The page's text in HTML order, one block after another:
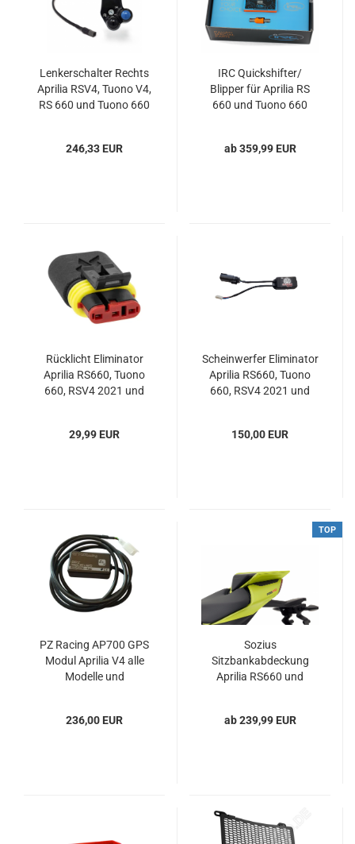
Lenkerschalter Rechts
Aprilia RSV4, Tuono V4,
RS 660 und Tuono 660
246,33 EUR
IRC Quickshifter/
Blipper für Aprilia RS
660 und Tuono 660
ab 359,99 EUR
Rücklicht Eliminator
Aprilia RS660, Tuono
660, RSV4 2021 und
29,99 EUR
Scheinwerfer Eliminator
Aprilia RS660, Tuono
660, RSV4 2021 und
150,00 EUR
PZ Racing AP700 GPS
Modul Aprilia V4 alle
Modelle und
236,00 EUR
TOP
Sozius
Sitzbankabdeckung
Aprilia RS660 und
ab 239,99 EUR